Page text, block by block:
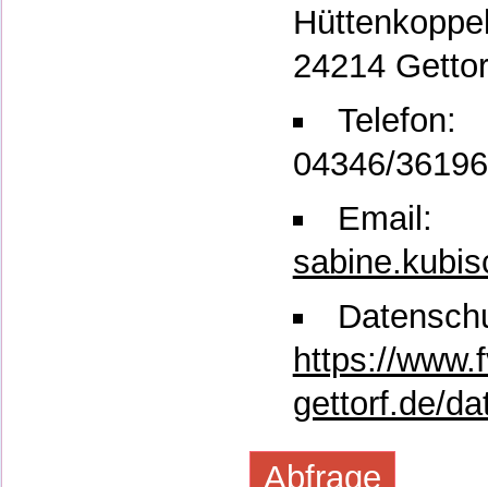
24214
Telefon:
04346/
Email:
https://
gettorf.de/
Abfrage